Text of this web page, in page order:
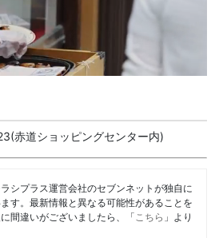
赤道ショッピングセンター内)
シプラス運営会社のセブンネットが独自に
す。最新情報と異なる可能性があることを
間違いがございましたら、「 こちら 」より